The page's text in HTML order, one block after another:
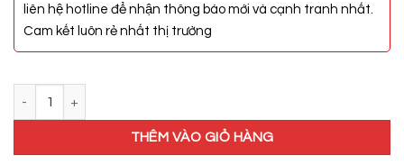
liên hệ hotline để nhận thông báo mới và cạnh tranh nhất.
Cam kết luôn rẻ nhất thị trường
THÊM VÀO GIỎ HÀNG